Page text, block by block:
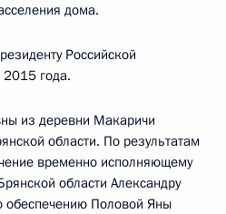
дома.
Российской
года.
из деревни Макаричи
области. По результатам
временно исполняющему
области Александру
обеспечению Половой Яны